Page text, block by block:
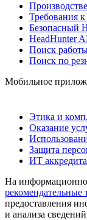
Требования
Безопасный
HeadHunter
Поиск
Поиск по
Мобильное
Этика и
Оказание
Защита
ИТ
На
рекомендательные
предоставления
и анализа